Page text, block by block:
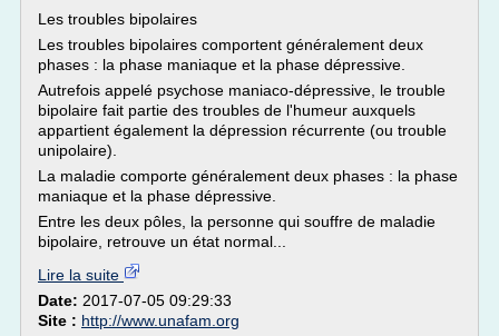
Les troubles bipolaires
Les troubles bipolaires comportent généralement deux
phases : la phase maniaque et la phase dépressive.
Autrefois appelé psychose maniaco-dépressive, le trouble
bipolaire fait partie des troubles de l'humeur auxquels
appartient également la dépression récurrente (ou trouble
unipolaire).
La maladie comporte généralement deux phases : la phase
maniaque et la phase dépressive.
Entre les deux pôles, la personne qui souffre de maladie
bipolaire, retrouve un état normal...
Lire la suite
Date: 2017-07-05 09:29:33
Site : http://www.unafam.org